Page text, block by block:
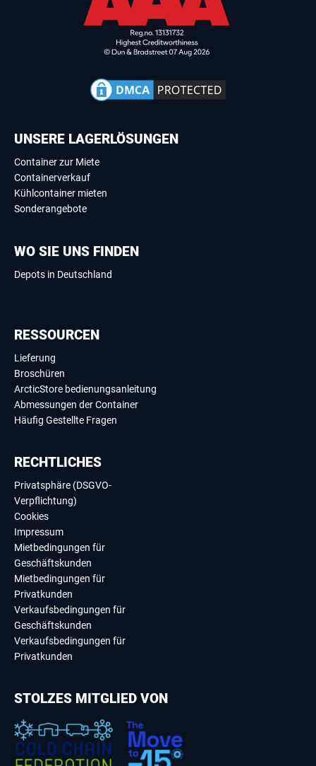
UNSERE LAGERLÖSUNGEN
Container zur Miete
Containerverkauf
Kühlcontainer mieten
Sonderangebote
WO SIE UNS FINDEN
Depots in Deutschland
RESSOURCEN
Lieferung
Broschüren
ArcticStore bedienungsanleitung
Abmessungen der Container
Häufig Gestellte Fragen
RECHTLICHES
Privatsphäre (DSGVO-
Verpflichtung)
Cookies
Impressum
Mietbedingungen für
Geschäftskunden
Mietbedingungen für
Privatkunden
Verkaufsbedingungen für
Geschäftskunden
Verkaufsbedingungen für
Privatkunden
STOLZES MITGLIED VON